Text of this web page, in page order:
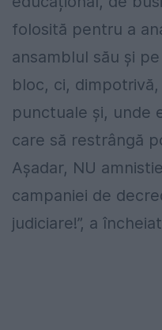
folosită pentru a
ansamblul său și
bloc, ci,
punctuale și, unde
care să restrângă
Așadar, NU
campaniei de
judiciare!”, a